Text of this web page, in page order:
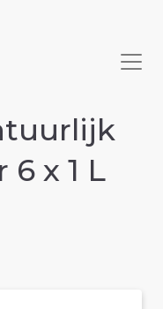
x 1 L